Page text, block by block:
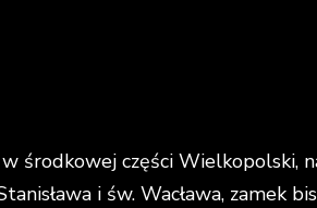
środkowej części Wielkopolski,
i św. Wacława, zamek